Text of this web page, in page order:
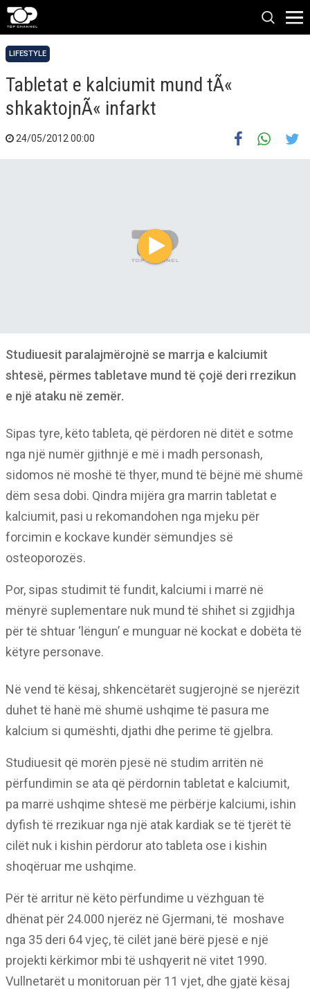
LIFESTYLE
Tabletat e kalciumit mund tÃ«
shkaktojnÃ« infarkt
24/05/2012 00:00
Studiuesit paralajmërojnë se marrja e kalciumit
shtesë, përmes tabletave mund të çojë deri rrezikun
e një ataku në zemër.
Sipas tyre, këto tableta, që përdoren në ditët e sotme
nga një numër gjithnjë e më i madh personash,
sidomos në moshë të thyer, mund të bëjnë më shumë
dëm sesa dobi. Qindra mijëra gra marrin tabletat e
kalciumit, pasi u rekomandohen nga mjeku për
forcimin e kockave kundër sëmundjes së
osteoporozës.
Por, sipas studimit të fundit, kalciumi i marrë në
mënyrë suplementare nuk mund të shihet si zgjidhja
për të shtuar ‘lëngun’ e munguar në kockat e dobëta të
këtyre personave.
Në vend të kësaj, shkencëtarët sugjerojnë se njerëzit
duhet të hanë më shumë ushqime të pasura me
kalcium si qumështi, djathi dhe perime të gjelbra.
Studiuesit që morën pjesë në studim arritën në
përfundimin se ata që përdornin tabletat e kalciumit,
pa marrë ushqime shtesë me përbërje kalciumi, ishin
dyfish të rrezikuar nga një atak kardiak se të tjerët të
cilët nuk i kishin përdorur ato tableta ose i kishin
shoqëruar me ushqime.
Për të arritur në këto përfundime u vëzhguan të
dhënat për 24.000 njerëz në Gjermani, të moshave
nga 35 deri 64 vjeç, të cilët janë bërë pjesë e një
projekti kërkimor mbi të ushqyerit në vitet 1990.
Vullnetarët u monitoruan për 11 vjet, dhe gjatë kësaj